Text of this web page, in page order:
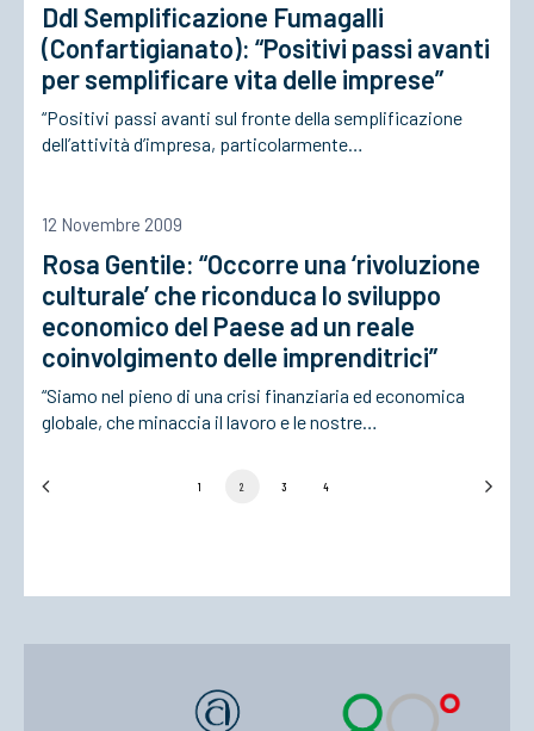
Ddl Semplificazione Fumagalli
(Confartigianato): “Positivi passi avanti
per semplificare vita delle imprese”
“Positivi passi avanti sul fronte della semplificazione
dell’attività d’impresa, particolarmente…
12 Novembre 2009
Rosa Gentile: “Occorre una ‘rivoluzione
culturale’ che riconduca lo sviluppo
economico del Paese ad un reale
coinvolgimento delle imprenditrici”
“Siamo nel pieno di una crisi finanziaria ed economica
globale, che minaccia il lavoro e le nostre…
1 2 3 4